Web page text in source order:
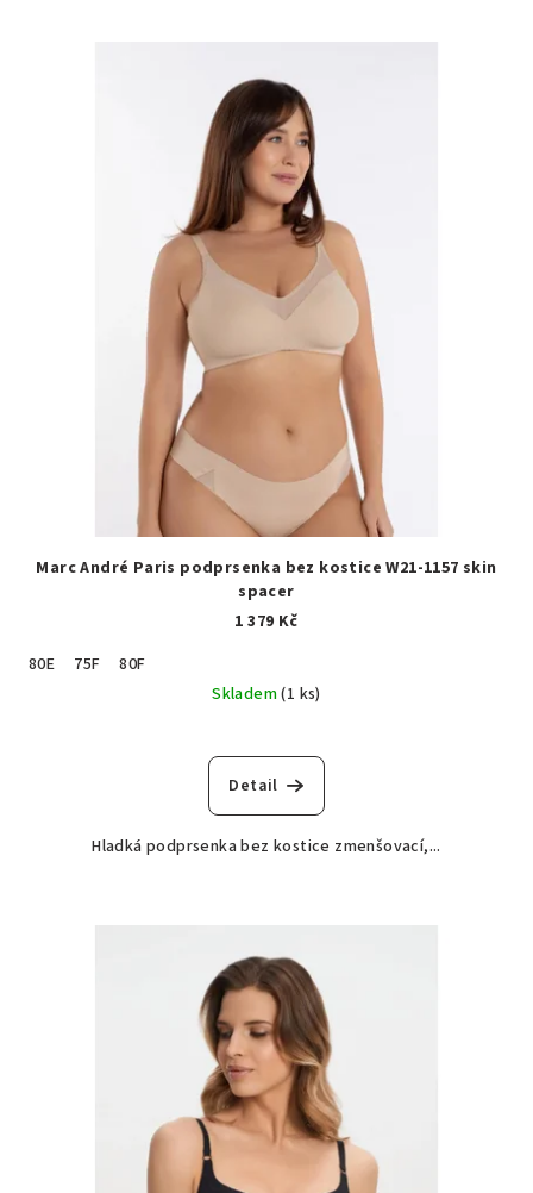
Marc André Paris podprsenka bez kostice W21-1157 skin
spacer
1 379 Kč
80E
75F
80F
Skladem(1 ks)
Detail
Hladká podprsenka bez kostice zmenšovací,...